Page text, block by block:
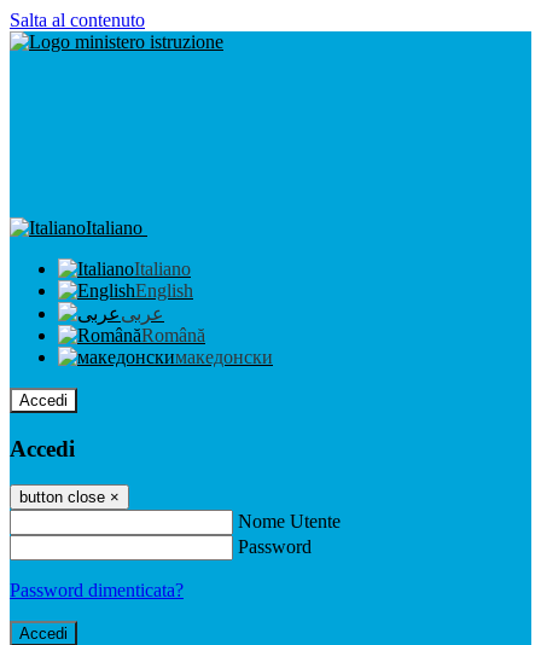
Salta al contenuto
Italiano
Italiano
English
عربى
Română
македонски
Accedi
Accedi
button close ×
Nome Utente
Password
Password dimenticata?